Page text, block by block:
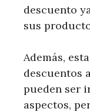
descuento
sus
Además,
descuentos
pueden ser
aspectos,